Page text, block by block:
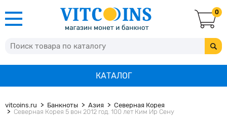
0
КАТАЛОГ
vitcoins.ru Банкноты Азия
Северная Корея
Северная Корея 5 вон 2012 год. 100 лет Ким Ир Сену